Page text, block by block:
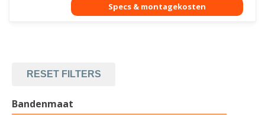
RESET FILTERS
Bandenmaat